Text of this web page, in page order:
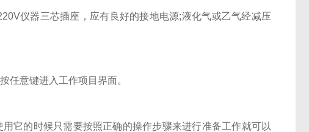
仪器三芯插座，应有良好的接地电源;液化气或乙气经减压
意键进入工作项目界面。
的时候只需要按照正确的操作步骤来进行准备工作就可以